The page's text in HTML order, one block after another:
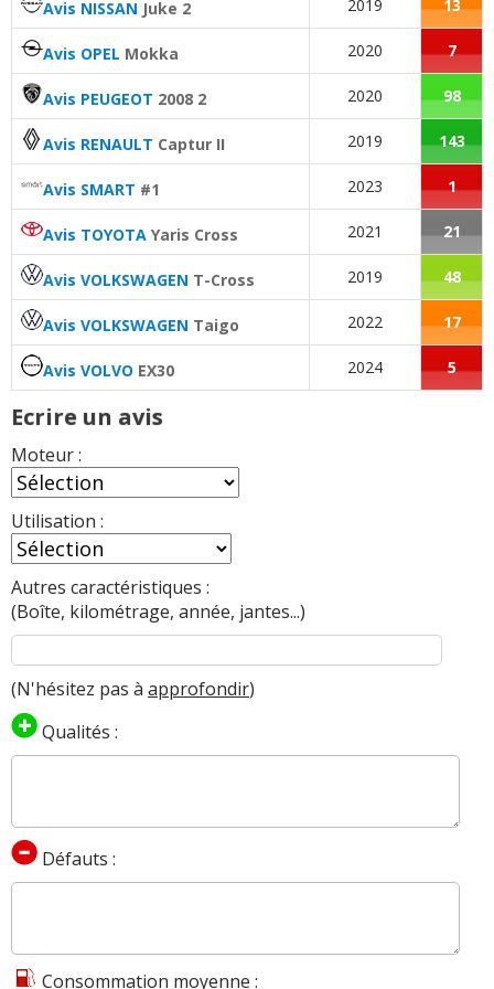
Avis NISSAN Juke 2 2019 13
Avis OPEL Mokka 2020 7
Avis PEUGEOT 2008 2 2020 98
Avis RENAULT Captur II 2019 143
Avis SMART #1 2023 1
Avis TOYOTA Yaris Cross 2021 21
Avis VOLKSWAGEN T-Cross 2019 48
Avis VOLKSWAGEN Taigo 2022 17
Avis VOLVO EX30 2024 5
Ecrire un avis
Moteur :
Utilisation :
Autres caractéristiques :
(Boîte, kilométrage, année, jantes...)
(N'hésitez pas à approfondir)
Qualités :
Défauts :
Consommation moyenne :